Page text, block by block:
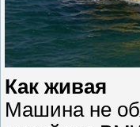
Как живая
Машина не